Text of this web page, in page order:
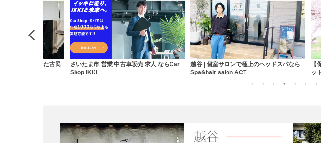
業 中古車販売 求人 ならCar
越谷 | 個室サロンで極上のヘッドスパなら
Spa&hair salon ACT
【保存版】越谷 | 桜、お花見のお勧めスポ
ットをご紹介